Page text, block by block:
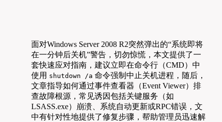
面对Windows Server 2008 R2突然弹出的“系统即将
在一分钟后关机”警告，切勿惊慌，本文提供了一
套快速应对指南，建议立即在命令行（CMD）中
使用 shutdown /a 命令强制中止关机进程，随后，
文章指导如何通过事件查看器（Event Viewer）排
查故障根源，常见诱因包括关键服务（如
LSASS.exe）崩溃、系统自动更新或RPC错误，文
中有针对性地提供了修复步骤，帮助管理员迅速解